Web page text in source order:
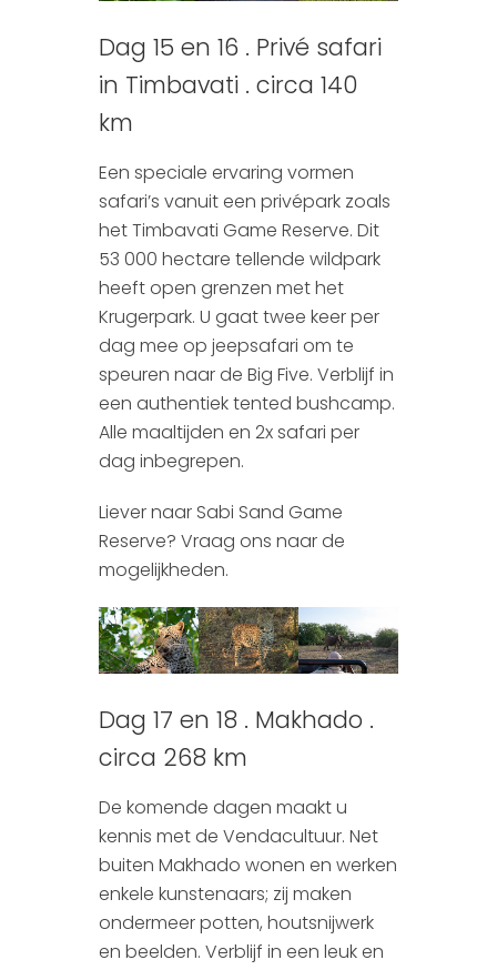
Dag 15 en 16 . Privé safari
in Timbavati . circa 140
km
Een speciale ervaring vormen
safari’s vanuit een privépark zoals
het Timbavati Game Reserve. Dit
53 000 hectare tellende wildpark
heeft open grenzen met het
Krugerpark. U gaat twee keer per
dag mee op jeepsafari om te
speuren naar de Big Five. Verblijf in
een authentiek tented bushcamp.
Alle maaltijden en 2x safari per
dag inbegrepen.
Liever naar Sabi Sand Game
Reserve? Vraag ons naar de
mogelijkheden.
Dag 17 en 18 . Makhado .
circa 268 km
De komende dagen maakt u
kennis met de Vendacultuur. Net
buiten Makhado wonen en werken
enkele kunstenaars; zij maken
ondermeer potten, houtsnijwerk
en beelden. Verblijf in een leuk en